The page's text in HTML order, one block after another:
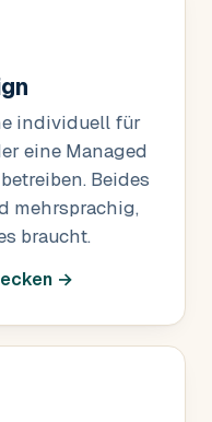
individuell für
eine Managed
Beides
mehrsprachig,
braucht.
→